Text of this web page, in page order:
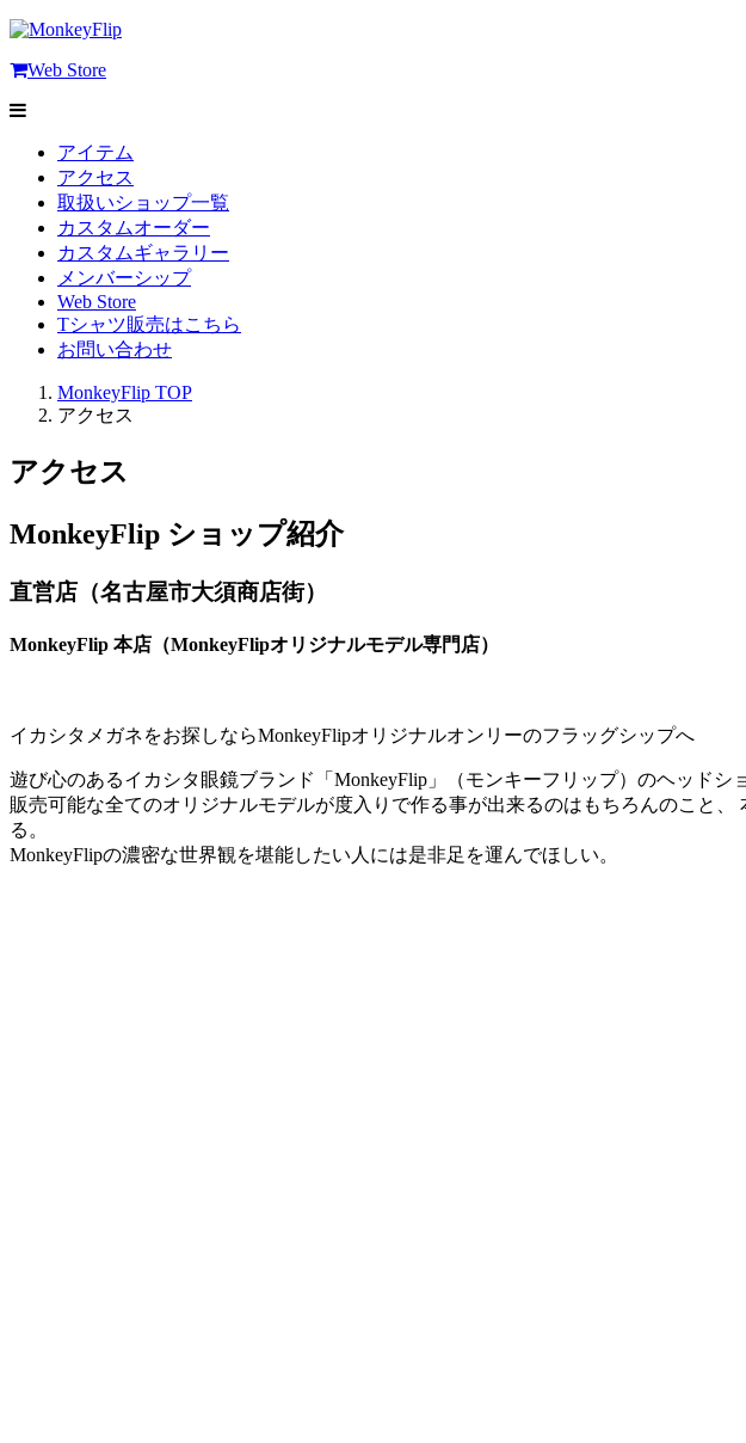
Web Store
アイテム
アクセス
取扱いショップ一覧
カスタムオーダー
カスタムギャラリー
メンバーシップ
Web Store
Tシャツ販売はこちら
お問い合わせ
MonkeyFlip TOP
アクセス
アクセス
MonkeyFlip ショップ紹介
直営店（名古屋市大須商店街）
MonkeyFlip 本店（MonkeyFlipオリジナルモデル専門店）
イカシタメガネをお探しならMonkeyFlipオリジナルオンリーのフラッグシップへ
遊び心のあるイカシタ眼鏡ブランド「MonkeyFlip」（モンキーフリップ）のヘッドシ
販売可能な全てのオリジナルモデルが度入りで作る事が出来るのはもちろんのこと
る。
MonkeyFlipの濃密な世界観を堪能したい人には是非足を運んでほしい。